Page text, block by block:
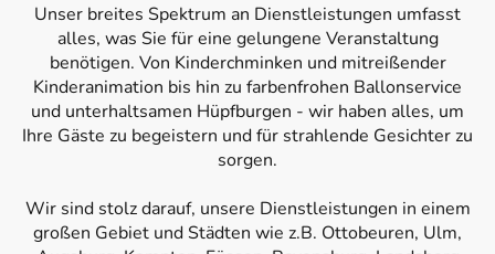
Unser breites Spektrum an Dienstleistungen umfasst
alles, was Sie für eine gelungene Veranstaltung
benötigen. Von Kinderchminken und mitreißender
Kinderanimation bis hin zu farbenfrohen Ballonservice
und unterhaltsamen Hüpfburgen - wir haben alles, um
Ihre Gäste zu begeistern und für strahlende Gesichter zu
sorgen.
Wir sind stolz darauf, unsere Dienstleistungen in einem
großen Gebiet und Städten wie z.B. Ottobeuren, Ulm,